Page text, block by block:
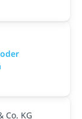
Co. KG